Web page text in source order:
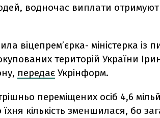
водночас виплати
віцепрем’єрка- міністерка із
територій України
передає Укрінформ.
переміщених осіб 4,6
кількість зменшилася, бо